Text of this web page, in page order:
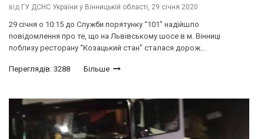
від ГУ ДСНС України у Вінницькій області, 29 січня 2020
29 січня о 10:15 до Служби порятунку “101” надійшло
повідомлення про те, що на Львівському шосе в м. Вінниці
поблизу ресторану “Козацький стан” сталася дорож...
Переглядів: 3288 Більше